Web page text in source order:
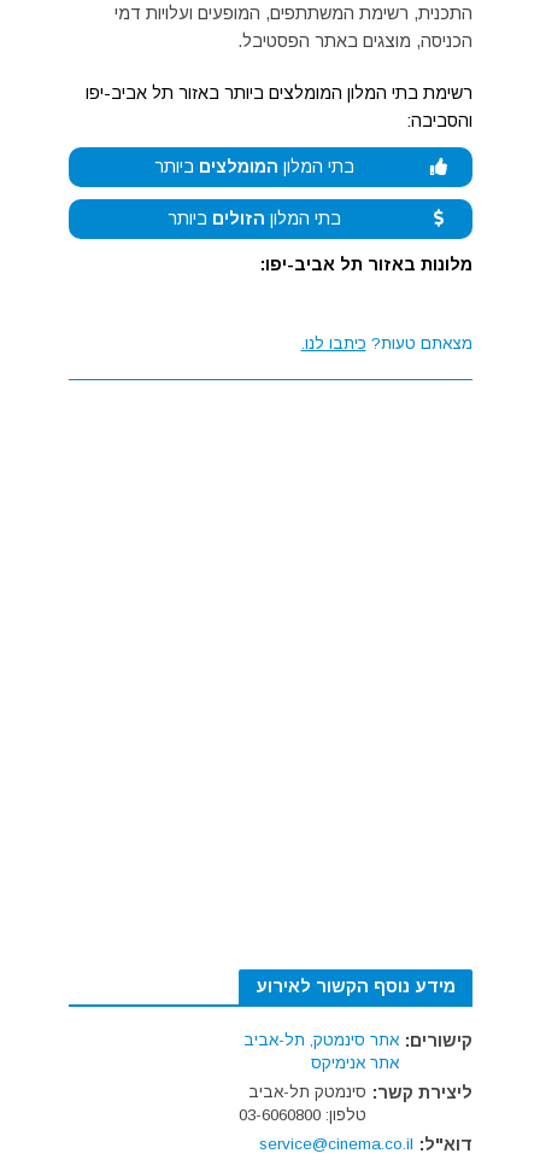
התכנית, רשימת המשתתפים, המופעים ועלויות דמי
הכניסה, מוצגים באתר הפסטיבל.
רשימת בתי המלון המומלצים ביותר באזור תל אביב-יפו
והסביבה:
בתי המלון המומלצים ביותר
בתי המלון הזולים ביותר
מלונות באזור תל אביב-יפו:
מצאתם טעות? כיתבו לנו.
מידע נוסף הקשור לאירוע
קישורים: אתר סינמטק, תל-אביב
אתר אנימיקס
ליצירת קשר: סינמטק תל-אביב
טלפון: 03-6060800
דוא"ל: service@cinema.co.il